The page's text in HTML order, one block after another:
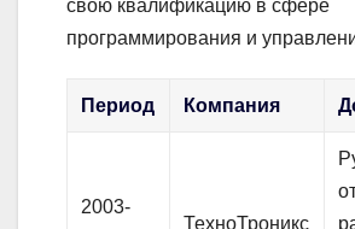
свою квалификацию в сфере
программирования и
Период Компания
2003-
ТехноТроникс